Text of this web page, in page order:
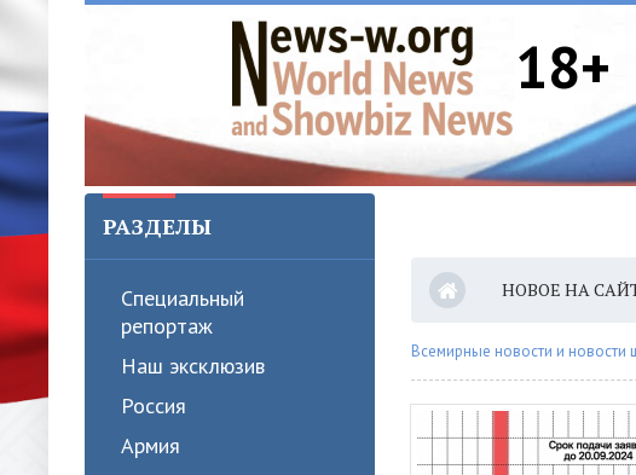
18+
РАЗДЕЛЫ
Специальный
репортаж
Наш эксклюзив
Россия
Армия
НОВОЕ НА
Всемирные новости и новости